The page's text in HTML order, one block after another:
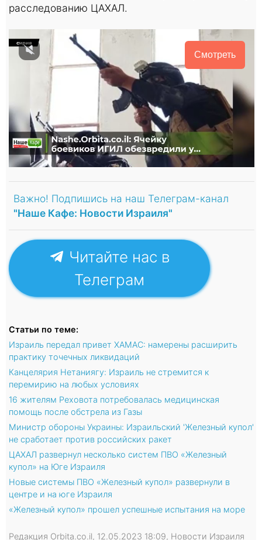
расследованию ЦАХАЛ.
Смотреть
Важно! Подпишись на наш Телеграм-канал
"Наше Кафе: Новости Израиля"
Читайте нас в
Телеграм
Статьи по теме:
Израиль передал привет ХАМАС: намерены расширить
практику точечных ликвидаций
Канцелярия Нетаниягу: Израиль не стремится к
перемирию на любых условиях
16 жителям Реховота потребовалась медицинская
помощь после обстрела из Газы
Министр обороны Украины: Израильский 'Железный купол'
не сработает против российских ракет
ЦАХАЛ развернул несколько систем ПВО «Железный
купол» на Юге Израиля
Новые системы ПВО «Железный купол» развернули в
центре и на юге Израиля
«Железный купол» прошел успешные испытания на море
Редакция Orbita.co.il, 12.05.2023 18:09, Новости Израиля